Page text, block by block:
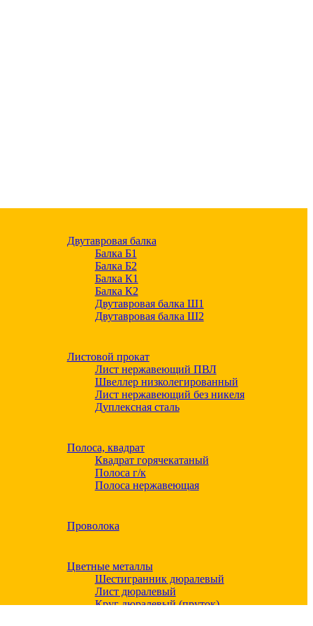
Двутавровая балка
Балка Б1
Балка Б2
Балка К1
Балка К2
Двутавровая балка Ш1
Двутавровая балка Ш2
Листовой прокат
Лист нержавеющий ПВЛ
Швеллер низколегированный
Лист нержавеющий без никеля
Дуплексная сталь
Полоса, квадрат
Квадрат горячекатаный
Полоса г/к
Полоса нержавеющая
Проволока
Цветные металлы
Шестигранник дюралевый
Лист дюралевый
Круг дюралевый (пруток)